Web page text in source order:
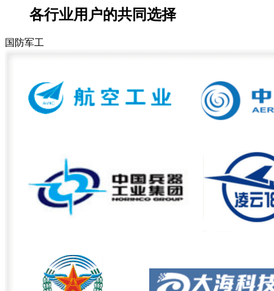
各行业用户的共同选择
国防军工